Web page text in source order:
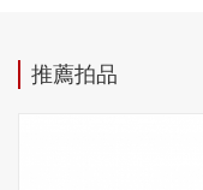
推薦拍品